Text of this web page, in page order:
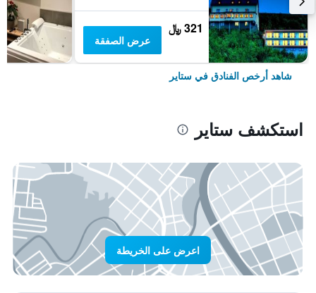
321 ﷼
عرض الصفقة
شاهد أرخص الفنادق في ستاير
استكشف ستاير
اعرض على الخريطة